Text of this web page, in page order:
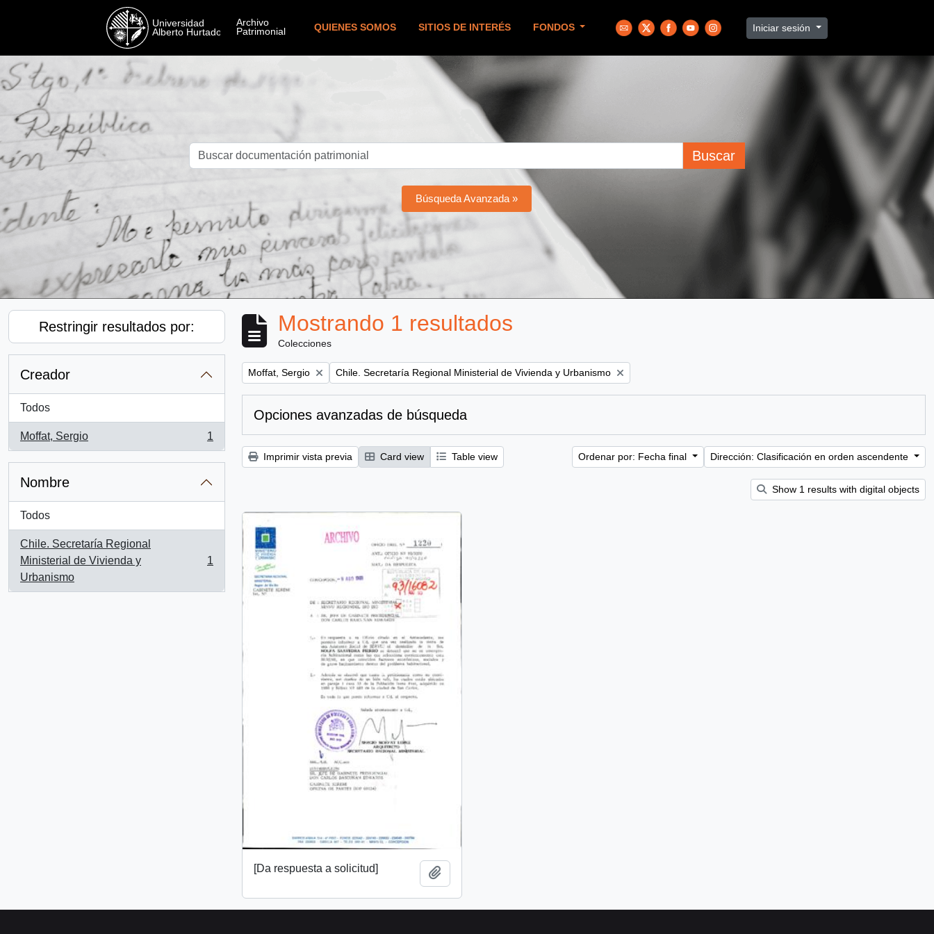
QUIENES SOMOS SITIOS DE INTERÉS FONDOS Iniciar sesión
Buscar
Búsqueda Avanzada »
Restringir resultados por:
Creador
Todos
Moffat, Sergio
, 1 resultados
1
Nombre
Todos
Chile. Secretaría Regional
Ministerial de Vivienda y
Urbanismo
, 1 resultados
1
Mostrando 1 resultados
Colecciones
Remove filter:
Moffat, Sergio Remove filter:
Chile. Secretaría Regional Ministerial de Vivienda y Urbanismo
Opciones avanzadas de búsqueda
Imprimir vista previa Card view Table view Ordenar por: Fecha final Dirección: Clasificación en orden ascendente
Show 1 results with digital objects
[Da respuesta a solicitud]